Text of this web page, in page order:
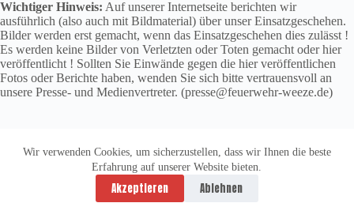
Wir verwenden Cookies, um sicherzustellen, dass wir Ihnen die beste
Erfahrung auf unserer Website bieten.
Akzeptieren Ablehnen
Wichtiger Hinweis: Auf unserer Internetseite berichten wir
ausführlich (also auch mit Bildmaterial) über unser Einsatzgeschehen.
Bilder werden erst gemacht, wenn das Einsatzgeschehen dies zulässt !
Es werden keine Bilder von Verletzten oder Toten gemacht oder hier
veröffentlicht ! Sollten Sie Einwände gegen die hier veröffentlichen
Fotos oder Berichte haben, wenden Sie sich bitte vertrauensvoll an
unsere Presse- und Medienvertreter. (presse@feuerwehr-weeze.de)
Datenschutzerklärung
Impressum
Copyright © 2026 -
vitolution